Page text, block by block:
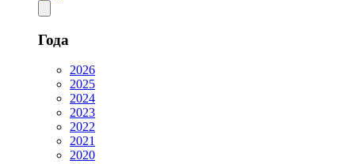
Года
2026
2025
2024
2023
2022
2021
2020